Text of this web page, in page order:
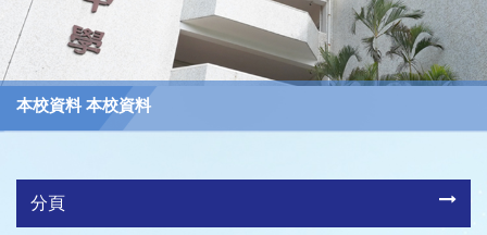
本校資料 本校資料
分頁